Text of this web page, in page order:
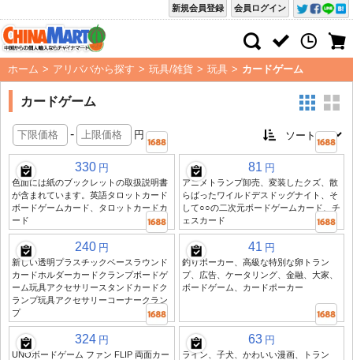
会員ログイン
新規会員登録
ホーム > アリババから探す > 玩具/雑貨 > 玩具 > カードゲーム
カードゲーム
- 円
330 円
色面には紙のブックレットの取扱説明書
が含まれています。英語タロットカード
ボードゲームカード、タロットカードカ
ード
81 円
アニメトランプ卸売、変装したクズ、散
らばったワイルドデスドッグナイト、そ
して○○の二次元ボードゲームカード、チ
ェスカード
240 円
新しい透明プラスチックベースラウンド
カードホルダーカードクランプボードゲ
ーム玩具アクセサリースタンドカードク
ランプ玩具アクセサリーコーナークラン
プ
41 円
釣りポーカー、高級な特別な卵トラン
プ、広告、ケータリング、金融、大家、
ボードゲーム、カードポーカー
324 円
UNOボードゲーム ファン FLIP 両面カー
63 円
ライン、子犬、かわいい漫画、トラン